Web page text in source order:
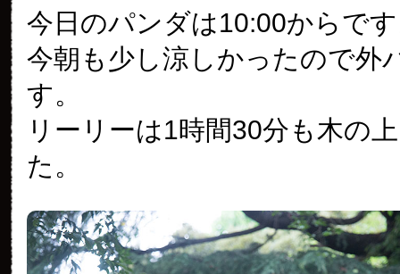
今日のパンダは10:00からで
今朝も少し涼しかったので外
す。
リーリーは1時間30分も木の
た。